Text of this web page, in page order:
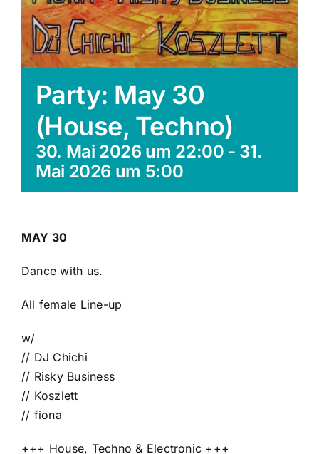
Party: May 30
(House, Techno)
30. Mai 2026 um 22:00 - 31.
Mai 2026 um 5:00
MAY 30
Dance with us.
All female Line-up
w/
// DJ Chichi
// Risky Business
// Koszlett
// fiona
+++ House, Techno & Electronic +++